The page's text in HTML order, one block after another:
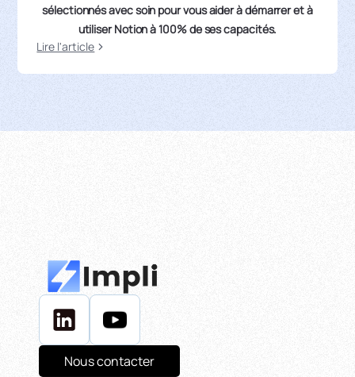
sélectionnés avec soin pour vous aider à démarrer et à
utiliser Notion à 100% de ses capacités.
Lire l'article
Nous contacter